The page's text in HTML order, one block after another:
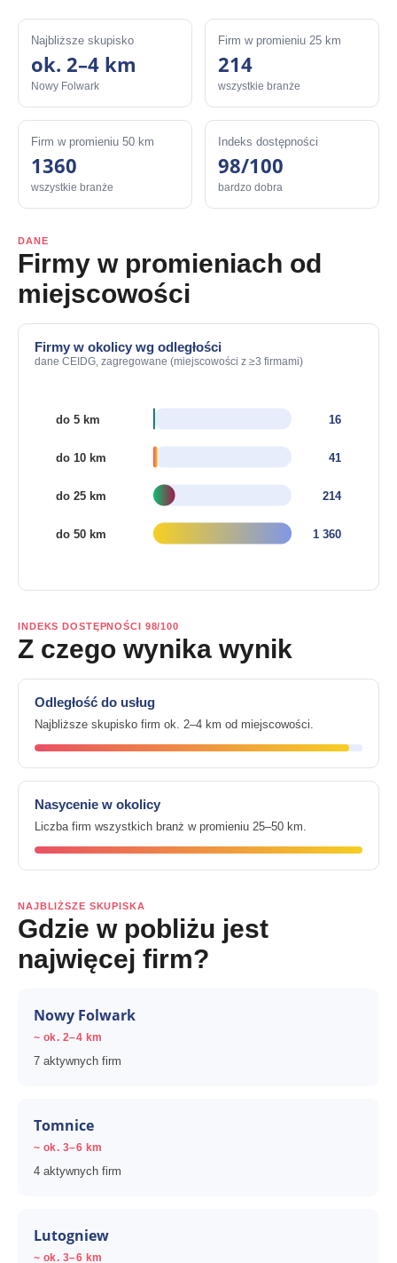
Najbliższe skupisko
ok. 2–4 km
Nowy Folwark
Firm w promieniu 25 km
214
wszystkie branże
Firm w promieniu 50 km
1360
wszystkie branże
Indeks dostępności
98/100
bardzo dobra
DANE
Firmy w promieniach od
miejscowości
Firmy w okolicy wg odległości
dane CEIDG, zagregowane (miejscowości z ≥3 firmami)
INDEKS DOSTĘPNOŚCI 98/100
Z czego wynika wynik
Odległość do usług
Najbliższe skupisko firm ok. 2–4 km od miejscowości.
Nasycenie w okolicy
Liczba firm wszystkich branż w promieniu 25–50 km.
NAJBLIŻSZE SKUPISKA
Gdzie w pobliżu jest
najwięcej firm?
Nowy Folwark
~ ok. 2–4 km
7 aktywnych firm
Tomnice
~ ok. 3–6 km
4 aktywnych firm
Lutogniew
~ ok. 3–6 km